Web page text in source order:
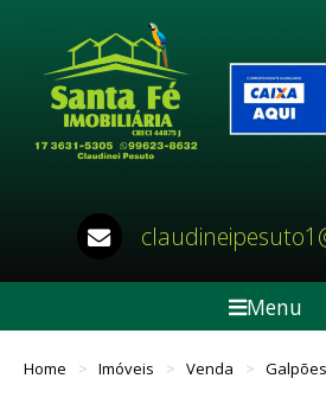
Menu
Home Imóveis Venda Galpões